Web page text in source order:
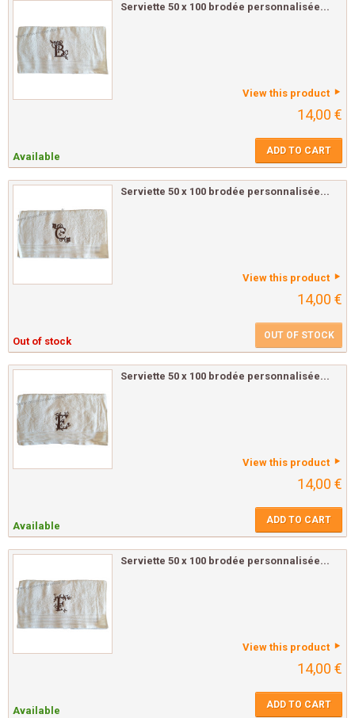
Serviette 50 x 100 brodée personnalisée...
View this product
14,00 €
Available ADD TO CART
Serviette 50 x 100 brodée personnalisée...
View this product
14,00 €
Out of stock OUT OF STOCK
Serviette 50 x 100 brodée personnalisée...
View this product
14,00 €
Available ADD TO CART
Serviette 50 x 100 brodée personnalisée...
View this product
14,00 €
Available ADD TO CART